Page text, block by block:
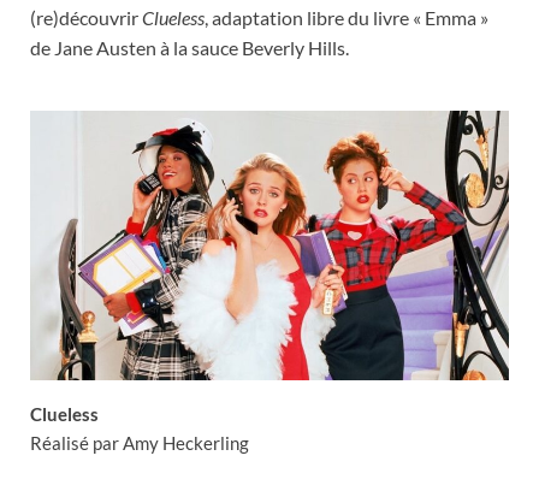
(re)découvrirClueless , adaptation libre du livre « Emma »
de Jane Austen à la sauce Beverly Hills.
Clueless
Réalisé par Amy Heckerling